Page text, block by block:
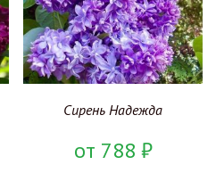
Сирень Надежда
от 788 ₽